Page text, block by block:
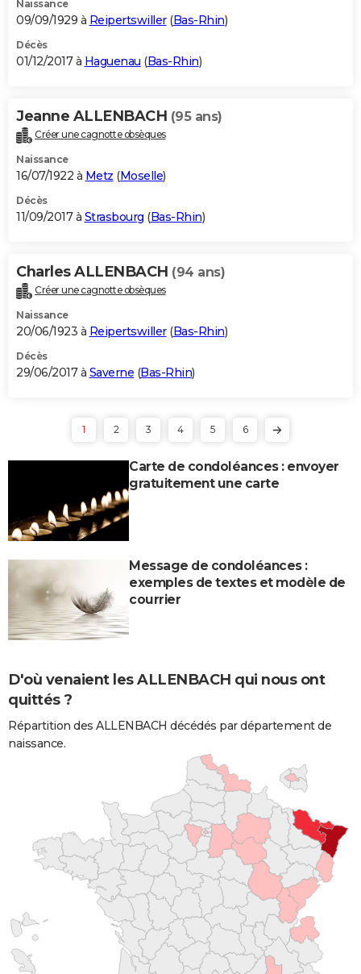
Naissance
09/09/1929 à Reipertswiller(Bas-Rhin)
Décès
01/12/2017 à Haguenau (Bas-Rhin)
Jeanne ALLENBACH (95 ans)
Créer une cagnotte obsèques
Naissance
16/07/1922 à Metz (Moselle)
Décès
11/09/2017 à Strasbourg (Bas-Rhin)
Charles ALLENBACH (94 ans)
Créer une cagnotte obsèques
Naissance
20/06/1923 à Reipertswiller(Bas-Rhin)
Décès
29/06/2017 à Saverne (Bas-Rhin)
1 2 3 4 5 6
Carte de condoléances : envoyer
gratuitement une carte
Message de condoléances :
exemples de textes et modèle de
courrier
D'où venaient les ALLENBACH qui nous ont
quittés ?
Répartition des ALLENBACH décédés par département de
naissance.